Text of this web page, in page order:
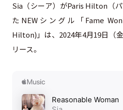
Sia（シーア）がParis Hilton（
たNEWシングル「Fame
Hilton)」は、2024年4月19日（
リース。